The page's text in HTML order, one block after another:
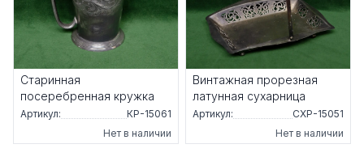
Старинная
посеребренная кружка
Артикул:
КР-15061
Нет в наличии
Винтажная прорезная
латунная сухарница
Артикул:
СХР-15051
Нет в наличии